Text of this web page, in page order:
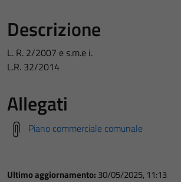
Descrizione
L. R. 2/2007 e s.m.e i.
L.R. 32/2014
Allegati
Piano commerciale comunale
Ultimo aggiornamento: 30/05/2025, 11:13